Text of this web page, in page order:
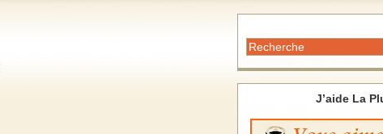
J’aide La